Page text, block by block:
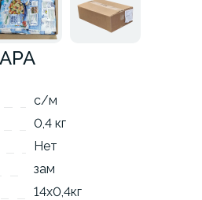
с/м
0,4 кг
Нет
зам
14x0,4кг